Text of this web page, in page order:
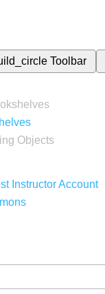
Toolbar
Objects
Instructor Account